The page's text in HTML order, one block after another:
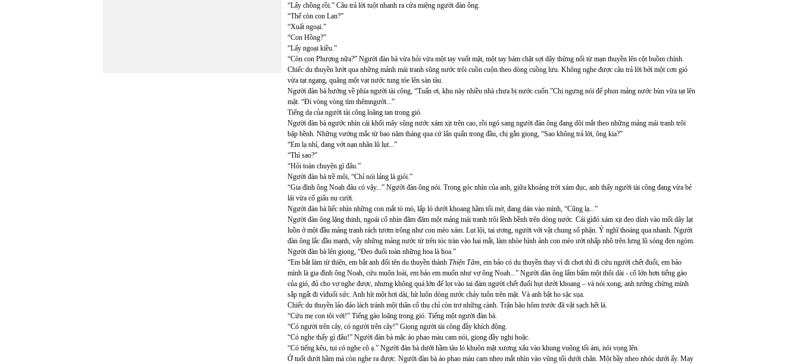
“Lấy chồng rồi.” Câu trả lời tuột nhanh ra cửa miệng người đàn ông.
“Thế còn con Lan?”
“Xuất ngoại.”
“Con Hồng?”
“Lấy ngoại kiều.”
“Còn con Phượng nữa?” Người đàn bà vừa hỏi vừa một tay vuốt mặt, một tay bám chặt sợi dây thừng nối từ mạn thuyền lên cột buồm chính.
Chiếc du thuyền lướt qua những mảnh mái tranh sũng nước trôi cuồn cuộn theo dòng cuồng lưu. Không nghe được câu trả lời bởi một cơn gió
vừa tạt ngang, quăng một vạt nước tung tóe lên sàn tàu.
Người đàn bà hướng về phía người tài công, “Tuấn ơi, khu này nhiều nhà chưa bị nước cuốn.”Chị ngưng nói để phun mảng nước bùn vừa tạt lên
mặt. “Đi vòng vòng tìm thêmngười...”
Tiếng dạ của người tài công loãng tan trong gió.
Người đàn bà ngước nhìn cái khối mây sũng nước xám xịt trên cao, rồi ngó sang người đàn ông đang dõi mắt theo những mảng mái tranh trôi
bập bềnh. Những vướng mắc từ bao năm tháng qua cứ lẩn quẩn trong đầu, chị gằn giọng, “Sao không trả lời, ông kia?”
“Em lạ nhỉ, đang vớt nạn nhân lũ lụt...”
“Thì sao?”
“Hỏi toàn chuyện gì đâu.”
Người đàn bà trề môi, “Chỉ nói lảng là giỏi.”
“Gia đình ông Noah đâu có vậy...” Người đàn ông nói. Trong góc nhìn của anh, giữa khoảng trời xám đục, anh thấy người tài công đang vừa bẻ
lái vừa cố giấu nụ cười.
Người đàn bà liếc nhìn những con mắt tò mò, lấp ló dưới khoang hầm tối mờ, đang dán vào mình, “Cũng lạ...”
Người đàn ông lặng thinh, ngoái cổ nhìn đăm đăm một mảng mái tranh trôi lềnh bềnh trên dòng nước. Cái gìđó xám xịt đeo dính vào mối dây lạt
luồn ở một đầu mảng tranh rách tươm trông như con mèo xám. Lụt lội, tai ương, người với vật chung số phận. Ý nghĩ thoáng qua nhanh. Người
đàn ông lắc đầu mạnh, vẩy những mảng nước từ trên tóc tràn vào hai mắt, làm nhòe hình ảnh con mèo ướt nhấp nhô trên lưng lũ sóng đen ngòm.
Người đàn bà lên giọng, “Đeo đuổi toàn những hoa là hoa.”
“Em bắt làm từ thiện, em bắt anh đổi tên du thuyền thành Thiện Tâm , em bảo có du thuyền thay vì đi chơi thì đi cứu người chết đuối, em bảo
mình là gia đình ông Noah, cứu muôn loài, em bảo em muốn như vợ ông Noah...” Người đàn ông lẩm bẩm một thôi dài - cố lớn hơn tiếng gào
của gió, đủ cho vợ nghe được, nhưng không quá lớn để lọt vào tai đám người chết đuối hụt dưới khoang – và nói xong, anh tưởng chừng mình
sắp ngất đi vìđuối sức. Anh hít một hơi dài, hít luôn dòng nước chảy tuôn trên mặt. Và anh bật ho sặc sụa.
Chiếc du thuyền lảo đảo lách tránh một thân cổ thụ chỉ còn trơ những cành. Trận bão hôm trước đã vặt sạch hết lá.
“Cứu mẹ con tôi với!” Tiếng gào loãng trong gió. Tiếng một người đàn bà.
“Có người trên cây, có người trên cây!” Giọng người tài công đầy khích động.
“Có nghe thấy gì đâu!” Người đàn bà mặc áo phao màu cam nói, giọng đầy nghi hoặc.
“Có tiếng kêu, tui có nghe cô ạ.” Người đàn bà dưới hầm tàu ló khuôn mặt xương xẩu vào khung vuông tối ám, nói vọng lên.
Ở tuốt dưới hầm mà còn nghe ra được. Người đàn bà áo phao màu cam nheo mắt nhìn vào vũng tối dưới chân. Một bầy nheo nhóc dưới ấy. May